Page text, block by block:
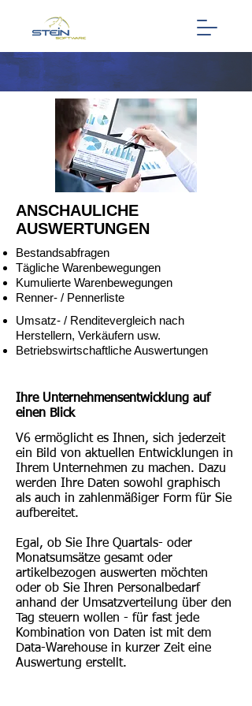
ANSCHAULICHE
AUSWERTUNGEN
Bestandsabfragen
Tägliche Warenbewegungen
Kumulierte Warenbewegungen
Renner- / Pennerliste
Umsatz- / Renditevergleich nach
Herstellern, Verkäufern usw.
Betriebswirtschaftliche Auswertungen
Ihre Unternehmensentwicklung auf
einen Blick
V6 ermöglicht es Ihnen, sich jederzeit
ein Bild von aktuellen Entwicklungen in
Ihrem Unternehmen zu machen. Dazu
werden Ihre Daten sowohl graphisch
als auch in zahlenmäßiger Form für Sie
aufbereitet.
Egal, ob Sie Ihre Quartals- oder
Monatsumsätze gesamt oder
artikelbezogen auswerten möchten
oder ob Sie Ihren Personalbedarf
anhand der Umsatzverteilung über den
Tag steuern wollen - für fast jede
Kombination von Daten ist mit dem
Data-Warehouse in kurzer Zeit eine
Auswertung erstellt.